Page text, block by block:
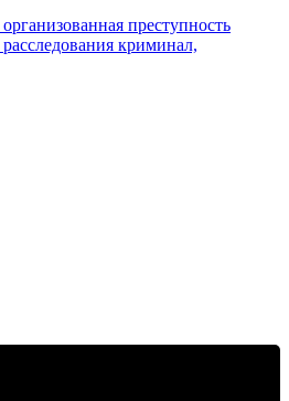
организованная преступность
расследования криминал,